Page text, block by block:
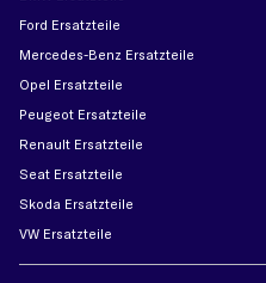
Ford Ersatzteile
Mercedes-Benz Ersatzteile
Opel Ersatzteile
Peugeot Ersatzteile
Renault Ersatzteile
Seat Ersatzteile
Skoda Ersatzteile
VW Ersatzteile